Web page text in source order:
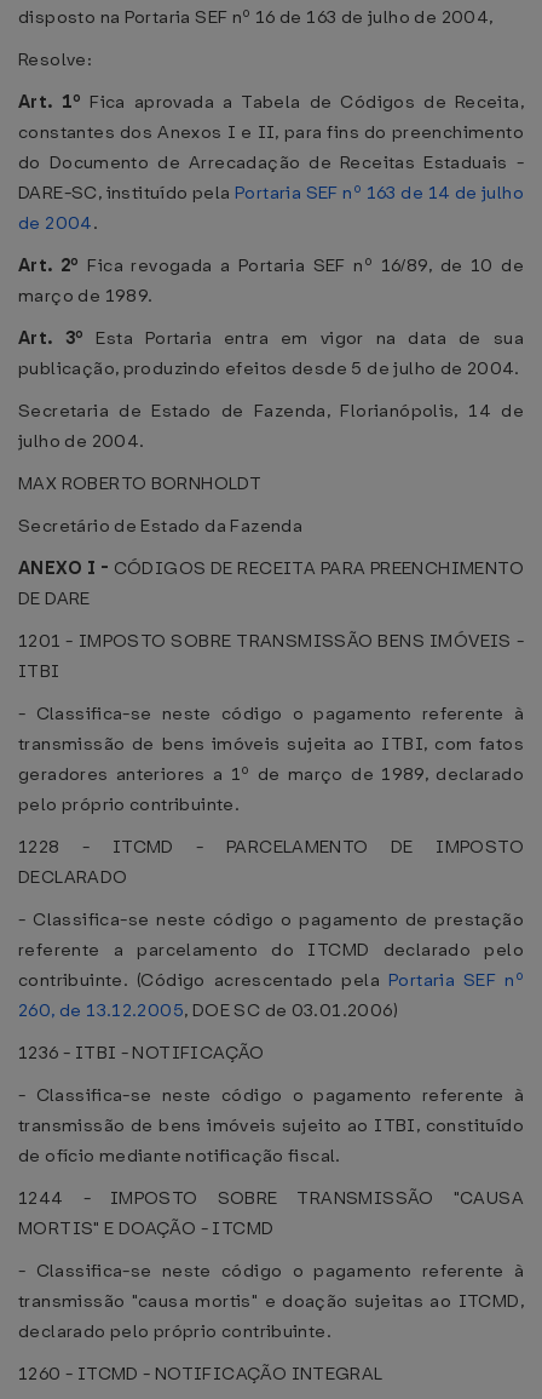
disposto na Portaria SEF nº 16 de 163 de julho de 2004,
Resolve:
Art. 1º Fica aprovada a Tabela de Códigos de Receita,
constantes dos Anexos I e II, para fins do preenchimento
do Documento de Arrecadação de Receitas Estaduais -
DARE-SC, instituído pela Portaria SEF nº 163 de 14 de julho
de 2004.
Art. 2º Fica revogada a Portaria SEF nº 16/89, de 10 de
março de 1989.
Art. 3º Esta Portaria entra em vigor na data de sua
publicação, produzindo efeitos desde 5 de julho de 2004.
Secretaria de Estado de Fazenda, Florianópolis, 14 de
julho de 2004.
MAX ROBERTO BORNHOLDT
Secretário de Estado da Fazenda
ANEXO I - CÓDIGOS DE RECEITA PARA PREENCHIMENTO
DE DARE
1201 - IMPOSTO SOBRE TRANSMISSÃO BENS IMÓVEIS -
ITBI
- Classifica-se neste código o pagamento referente à
transmissão de bens imóveis sujeita ao ITBI, com fatos
geradores anteriores a 1º de março de 1989, declarado
pelo próprio contribuinte.
1228 - ITCMD - PARCELAMENTO DE IMPOSTO
DECLARADO
- Classifica-se neste código o pagamento de prestação
referente a parcelamento do ITCMD declarado pelo
contribuinte. (Código acrescentado pela Portaria SEF nº
260, de 13.12.2005, DOE SC de 03.01.2006)
1236 - ITBI - NOTIFICAÇÃO
- Classifica-se neste código o pagamento referente à
transmissão de bens imóveis sujeito ao ITBI, constituído
de ofício mediante notificação fiscal.
1244 - IMPOSTO SOBRE TRANSMISSÃO "CAUSA
MORTIS" E DOAÇÃO - ITCMD
- Classifica-se neste código o pagamento referente à
transmissão "causa mortis" e doação sujeitas ao ITCMD,
declarado pelo próprio contribuinte.
1260 - ITCMD - NOTIFICAÇÃO INTEGRAL